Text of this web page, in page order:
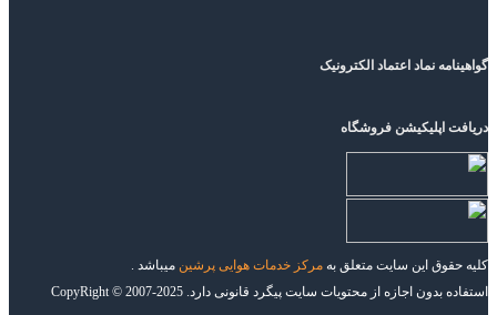
گواهینامه نماد اعتماد الکترونیک
دریافت اپلیکیشن فروشگاه
کلیه حقوق این سایت متعلق به مرکز خدمات هوایی پرشین میباشد .
استفاده بدون اجازه از محتویات سایت پیگرد قانونی دارد. CopyRight © 2007-2025